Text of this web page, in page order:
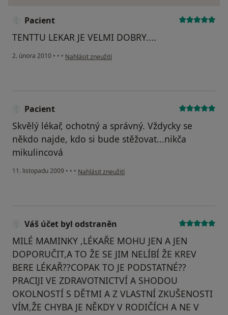
Pacient
TENTTU LEKAR JE VELMI DOBRY....
2. února 2010 • • • podle názoru uživatele Pacient
Nahlásit zneužití
Pacient
Skvělý lékař, ochotný a správný. Vždycky se
někdo najde, kdo si bude stěžovat...nikča
mikulincová
11. listopadu 2009 • • • podle názoru uživatele Pacient
Nahlásit zneužití
Váš účet byl odstraněn
MILÉ MAMINKY ,LÉKAŘE MOHU JEN A JEN
DOPORUČIT,A TO ŽE SE JIM NELÍBÍ ŽE KREV
BERE LÉKAŘ??COPAK TO JE PODSTATNÉ??
PRACIJI VE ZDRAVOTNICTVÍ A SHODOU
OKOLNOSTÍ S DĚTMI A Z VLASTNÍ ZKUŠENOSTI
VÍM,ŽE CHYBA JE NĚKDY V RODIČÍCH A NE V